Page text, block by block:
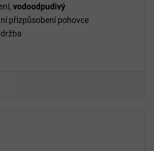
vodoodpudivý
přizpůsobení pohovce